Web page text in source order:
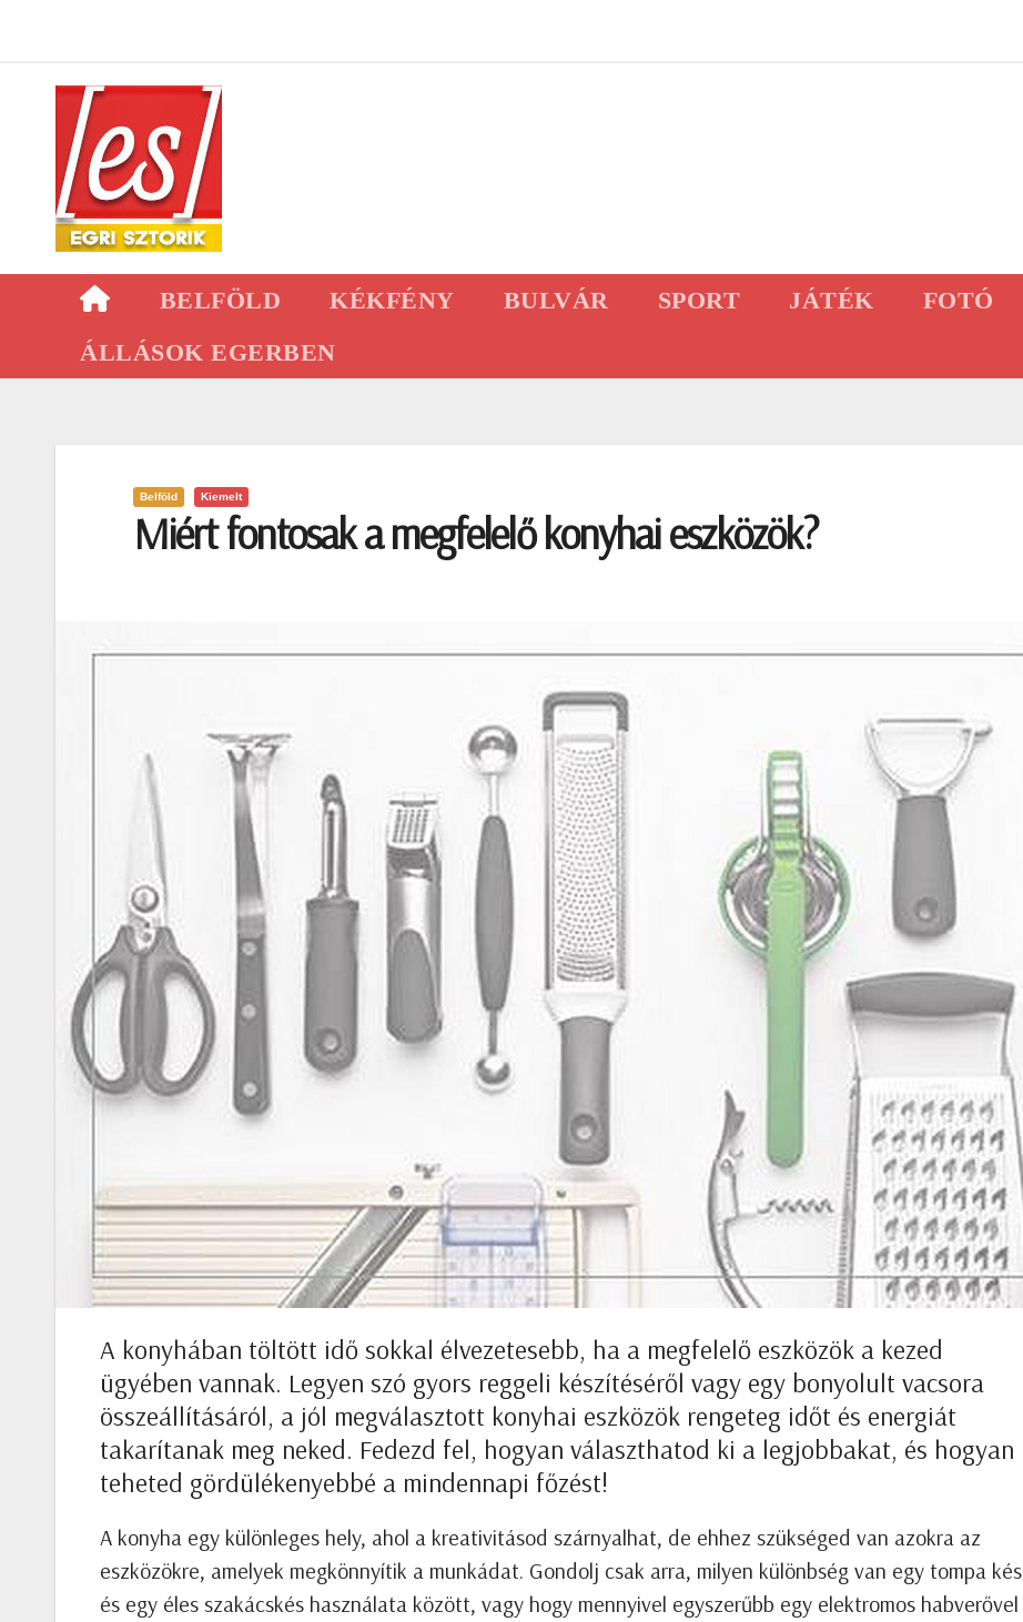
content
BELFÖLD KÉKFÉNY BULVÁR SPORT JÁTÉK FOTÓ
ÁLLÁSOK EGERBEN
Belföld Kiemelt
Miért fontosak a megfelelő konyhai eszközök?
A konyhában töltött idő sokkal élvezetesebb, ha a megfelelő eszközök a kezed
ügyében vannak. Legyen szó gyors reggeli készítéséről vagy egy bonyolult vacsora
összeállításáról, a jól megválasztott konyhai eszközök rengeteg időt és energiát
takarítanak meg neked. Fedezd fel, hogyan választhatod ki a legjobbakat, és hogyan
teheted gördülékenyebbé a mindennapi főzést!
A konyha egy különleges hely, ahol a kreativitásod szárnyalhat, de ehhez szükséged van azokra az
eszközökre, amelyek megkönnyítik a munkádat. Gondolj csak arra, milyen különbség van egy tompa kés
és egy éles szakácskés használata között, vagy hogy mennyivel egyszerűbb egy elektromos habverővel